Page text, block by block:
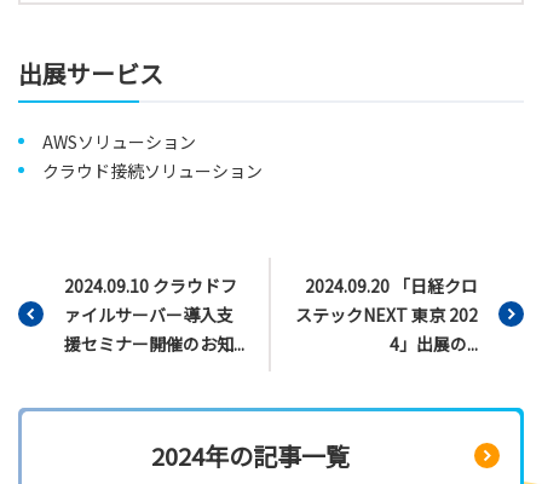
出展サービス
AWSソリューション
クラウド接続ソリューション
2024.09.10 クラウドフ
ァイルサーバー導入支
援セミナー開催のお知...
2024.09.20 「日経クロ
ステックNEXT 東京 202
4」出展の...
2024年の記事一覧